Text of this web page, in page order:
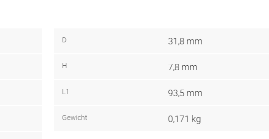
D 31,8 mm
H 7,8 mm
L1 93,5 mm
Gewicht 0,171 kg